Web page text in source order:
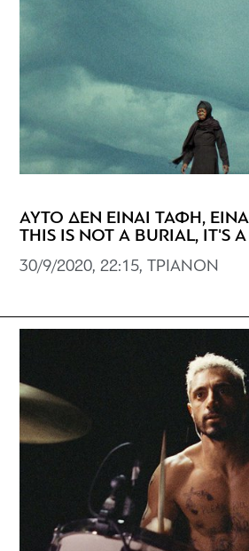
ΑΥΤΟ ΔΕΝ ΕΙΝΑΙ ΤΑΦΗ,
THIS IS NOT A BURIAL, IT'S A
30/9/2020, 22:15, ΤΡΙΑΝΟΝ